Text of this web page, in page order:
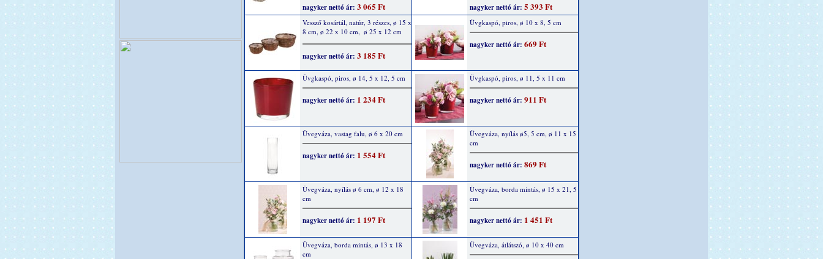
nagyker nettó ár: 3 065 Ft nagyker nettó ár: 5 393 Ft
Vessző kosártál, natúr, 3 részes, ø 15 x
8 cm, ø 22 x 10 cm,  ø 25 x 12 cm
nagyker nettó ár: 3 185 Ft
Üvgkaspó, piros, ø 10 x 8, 5 cm
nagyker nettó ár: 669 Ft
Üvgkaspó, piros, ø 14, 5 x 12, 5 cm
nagyker nettó ár: 1 234 Ft
Üvgkaspó, piros, ø 11, 5 x 11 cm
nagyker nettó ár: 911 Ft
Üvegváza, vastag falu, ø 6 x 20 cm
nagyker nettó ár: 1 554 Ft
Üvegváza, nyílás ø5, 5 cm, ø 11 x 15
cm
nagyker nettó ár: 869 Ft
Üvegváza, nyílás ø 6 cm, ø 12 x 18
cm
nagyker nettó ár: 1 197 Ft
Üvegváza, borda mintás, ø 15 x 21, 5
cm
nagyker nettó ár: 1 451 Ft
Üvegváza, borda mintás, ø 13 x 18
cm
Üvegváza, átlátszó, ø 10 x 40 cm